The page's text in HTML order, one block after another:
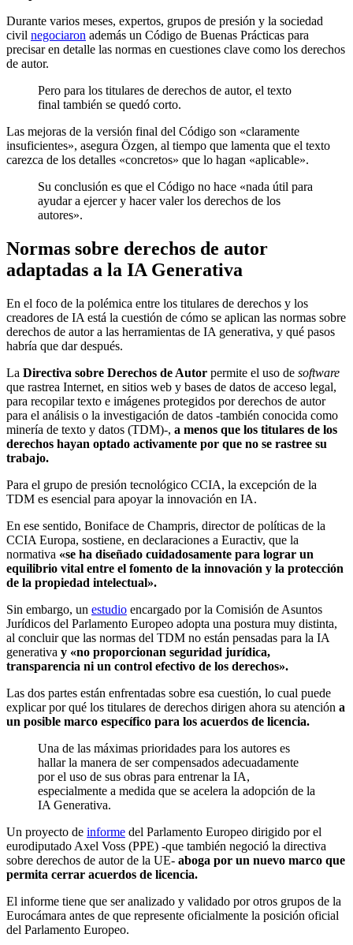
Durante varios meses, expertos, grupos de presión y la sociedad
civil negociaron además un Código de Buenas Prácticas para
precisar en detalle las normas en cuestiones clave como los derechos
de autor.
Pero para los titulares de derechos de autor, el texto
final también se quedó corto.
Las mejoras de la versión final del Código son «claramente
insuficientes», asegura Özgen, al tiempo que lamenta que el texto
carezca de los detalles «concretos» que lo hagan «aplicable».
Su conclusión es que el Código no hace «nada útil para
ayudar a ejercer y hacer valer los derechos de los
autores».
Normas sobre derechos de autor
adaptadas a la IA Generativa
En el foco de la polémica entre los titulares de derechos y los
creadores de IA está la cuestión de cómo se aplican las normas sobre
derechos de autor a las herramientas de IA generativa, y qué pasos
habría que dar después.
La Directiva sobre Derechos de Autor permite el uso de software
que rastrea Internet, en sitios web y bases de datos de acceso legal,
para recopilar texto e imágenes protegidos por derechos de autor
para el análisis o la investigación de datos -también conocida como
minería de texto y datos (TDM)-, a menos que los titulares de los
derechos hayan optado activamente por que no se rastree su
trabajo.
Para el grupo de presión tecnológico CCIA, la excepción de la
TDM es esencial para apoyar la innovación en IA.
En ese sentido, Boniface de Champris, director de políticas de la
CCIA Europa, sostiene, en declaraciones a Euractiv, que la
normativa «se ha diseñado cuidadosamente para lograr un
equilibrio vital entre el fomento de la innovación y la protección
de la propiedad intelectual».
Sin embargo, un estudio encargado por la Comisión de Asuntos
Jurídicos del Parlamento Europeo adopta una postura muy distinta,
al concluir que las normas del TDM no están pensadas para la IA
generativa y «no proporcionan seguridad jurídica,
transparencia ni un control efectivo de los derechos».
Las dos partes están enfrentadas sobre esa cuestión, lo cual puede
explicar por qué los titulares de derechos dirigen ahora su atención a
un posible marco específico para los acuerdos de licencia.
Una de las máximas prioridades para los autores es
hallar la manera de ser compensados adecuadamente
por el uso de sus obras para entrenar la IA,
especialmente a medida que se acelera la adopción de la
IA Generativa.
Un proyecto de informe del Parlamento Europeo dirigido por el
eurodiputado Axel Voss (PPE) -que también negoció la directiva
sobre derechos de autor de la UE- aboga por un nuevo marco que
permita cerrar acuerdos de licencia.
El informe tiene que ser analizado y validado por otros grupos de la
Eurocámara antes de que represente oficialmente la posición oficial
del Parlamento Europeo.